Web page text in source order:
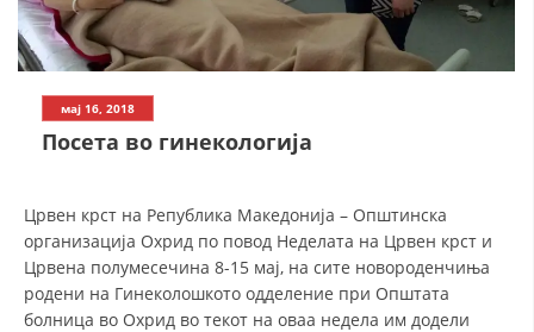
ИСТОРИЈАТ НА ЦКРМ
ИСТОРИЈАТ НА ДВИЖЕЊЕТО
СТРУКТУРА НА ОРГАНИЗАЦИЈАТА
ЧЛЕНСТВО ВО ПРОФЕСИОНАЛНИ ТЕЛА
ЗАКОН ЗА ЦКРМ
мај 16, 2018
Посета во гинекологија
Црвен крст на Република Македонија – Општинска
организација Охрид по повод Неделата на Црвен крст и
Црвена полумесечина 8-15 мај, на сите новороденчиња
родени на Гинеколошкото одделение при Општата
болница во Охрид во текот на оваа недела им додели